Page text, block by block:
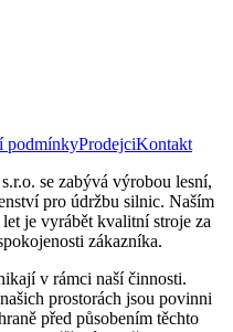
podmínkyProdejciKontakt
se zabývá výrobou lesní,
pro údržbu silnic. Naším
je vyrábět kvalitní stroje za
zákazníka.
v rámci naší činnosti.
prostorách jsou povinni
před působením těchto